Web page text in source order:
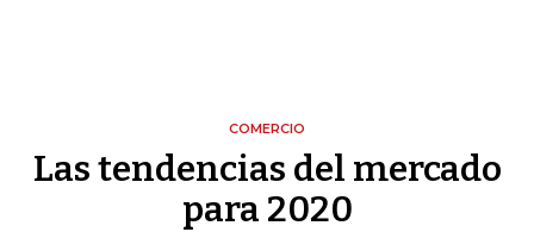
COMERCIO
Las tendencias del mercado
para 2020